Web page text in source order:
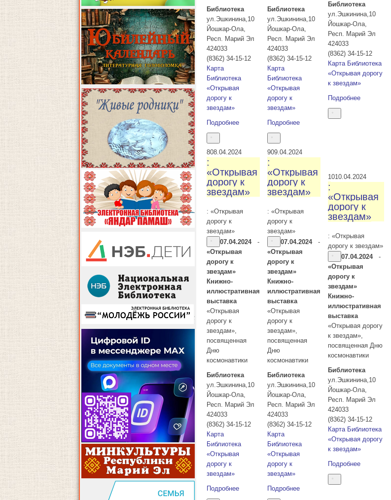
Библиотека
ул.Эшкинина,10
Йошкар-Ола,
Респ. Марий Эл
424033
(8362) 34-15-12
Карта
Библиотека
«Открывая
дорогу к
звездам»
Подробнее
Библиотека
ул.Эшкинина,10
Йошкар-Ола,
Респ. Марий Эл
424033
(8362) 34-15-12
Карта
Библиотека
«Открывая
дорогу к
звездам»
Подробнее
Библиотека
ул.Эшкинина,10
Йошкар-Ола,
Респ. Марий Эл
424033
(8362) 34-15-12
КартаБиблиотека
«Открывая дорогу
к звездам»
Подробнее
808.04.2024
:
«Открывая
дорогу к
звездам»
: «Открывая
дорогу к
звездам»
07.04.2024
-
«Открывая
дорогу к
звездам»
Книжно-
иллюстративная
выставка
«Открывая
дорогу к
звездам»,
посвященная
Дню
космонавтики
Библиотека
ул.Эшкинина,10
Йошкар-Ола,
Респ. Марий Эл
424033
(8362) 34-15-12
Карта
Библиотека
«Открывая
дорогу к
звездам»
Подробнее
909.04.2024
:
«Открывая
дорогу к
звездам»
: «Открывая
дорогу к
звездам»
07.04.2024
-
«Открывая
дорогу к
звездам»
Книжно-
иллюстративная
выставка
«Открывая
дорогу к
звездам»,
посвященная
Дню
космонавтики
Библиотека
ул.Эшкинина,10
Йошкар-Ола,
Респ. Марий Эл
424033
(8362) 34-15-12
Карта
Библиотека
«Открывая
дорогу к
звездам»
Подробнее
1010.04.2024
:
«Открывая
дорогу к
звездам»
: «Открывая
дорогу к звездам»
07.04.2024
-
«Открывая
дорогу к
звездам»
Книжно-
иллюстративная
выставка
«Открывая дорогу
к звездам»,
посвященная Дню
космонавтики
Библиотека
ул.Эшкинина,10
Йошкар-Ола,
Респ. Марий Эл
424033
(8362) 34-15-12
КартаБиблиотека
«Открывая дорогу
к звездам»
Подробнее